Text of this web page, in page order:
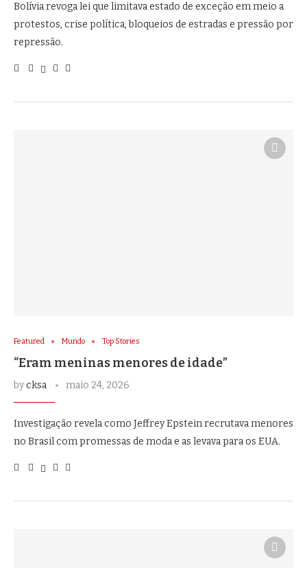
Bolívia revoga lei que limitava estado de exceção em meio a
protestos, crise política, bloqueios de estradas e pressão por
repressão.
Featured Mundo Top Stories
“Eram meninas menores de idade”
bycksa maio 24, 2026
Investigação revela como Jeffrey Epstein recrutava menores
no Brasil com promessas de moda e as levava para os EUA.